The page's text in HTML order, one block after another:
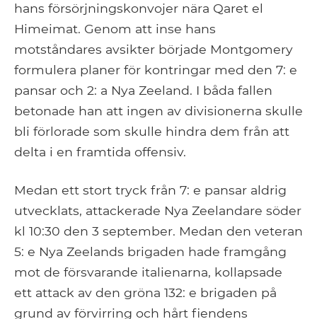
hans försörjningskonvojer nära Qaret el
Himeimat. Genom att inse hans
motståndares avsikter började Montgomery
formulera planer för kontringar med den 7: e
pansar och 2: a Nya Zeeland. I båda fallen
betonade han att ingen av divisionerna skulle
bli förlorade som skulle hindra dem från att
delta i en framtida offensiv.
Medan ett stort tryck från 7: e pansar aldrig
utvecklats, attackerade Nya Zeelandare söder
kl 10:30 den 3 september. Medan den veteran
5: e Nya Zeelands brigaden hade framgång
mot de försvarande italienarna, kollapsade
ett attack av den gröna 132: e brigaden på
grund av förvirring och hårt fiendens